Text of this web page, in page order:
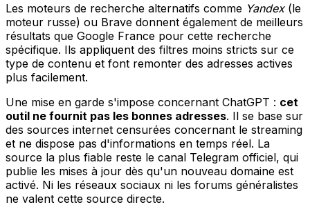
Les moteurs de recherche alternatifs comme Yandex(le
moteur russe) ou Brave donnent également de meilleurs
résultats que Google France pour cette recherche
spécifique. Ils appliquent des filtres moins stricts sur ce
type de contenu et font remonter des adresses actives
plus facilement.
Une mise en garde s'impose concernant ChatGPT : cet
outil ne fournit pas les bonnes adresses. Il se base sur
des sources internet censurées concernant le streaming
et ne dispose pas d'informations en temps réel. La
source la plus fiable reste le canal Telegram officiel, qui
publie les mises à jour dès qu'un nouveau domaine est
activé. Ni les réseaux sociaux ni les forums généralistes
ne valent cette source directe.